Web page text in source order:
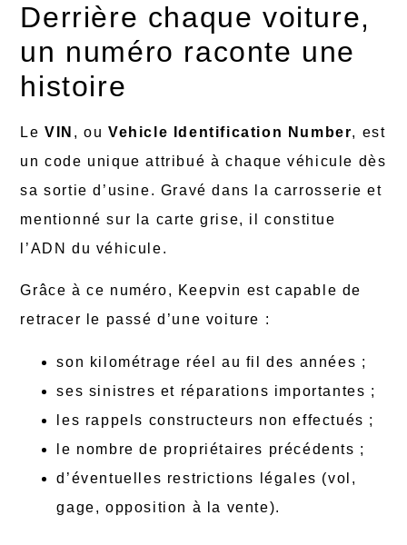
Derrière chaque voiture,
un numéro raconte une
histoire
LeVIN , ouVehicle Identification Number, est
un code unique attribué à chaque véhicule dès
sa sortie d’usine. Gravé dans la carrosserie et
mentionné sur la carte grise, il constitue
l’ADN du véhicule.
Grâce à ce numéro, Keepvin est capable de
retracer le passé d’une voiture :
son kilométrage réel au fil des années ;
ses sinistres et réparations importantes ;
les rappels constructeurs non effectués ;
le nombre de propriétaires précédents ;
d’éventuelles restrictions légales (vol,
gage, opposition à la vente).